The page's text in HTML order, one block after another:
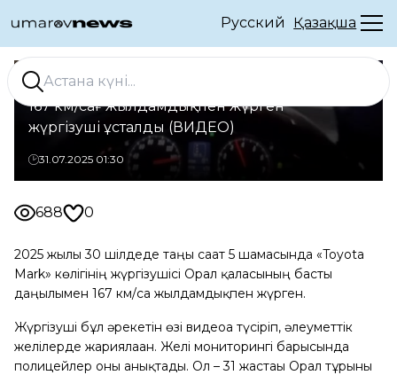
Русский Қазақша
Оралда Назарбаев даңғылы бойымен
167 км/сағ жылдамдықпен жүрген
жүргізуші ұсталды (ВИДЕО)
31.07.2025 01:30
688 0
2025 жылғы 30 шілдеде таңғы сағат 5 шамасында «Toyota
Mark» көлігінің жүргізушісі Орал қаласының басты
даңғылымен 167 км/сағ жылдамдықпен жүрген.
Жүргізуші бұл әрекетін өзі видеоға түсіріп, әлеуметтік
желілерде жариялаған. Желі мониторингі барысында
полицейлер оны анықтады. Ол – 31 жастағы Орал тұрғыны